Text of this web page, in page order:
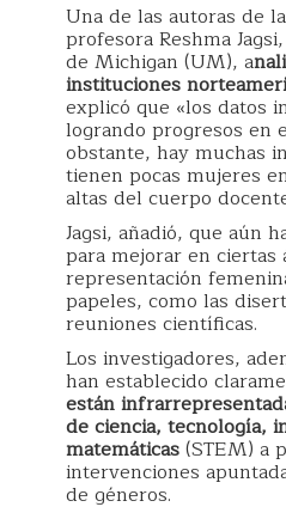
Una de las autoras de
profesora Reshma
de Michigan (UM), a
instituciones
explicó que «los datos
logrando progresos en
obstante, hay muchas
tienen pocas mujeres
altas del cuerpo
Jagsi, añadió, que aún
para mejorar en ciertas
representación
papeles, como las
reuniones científicas.
Los investigadores,
han establecido
están
de ciencia, tecnología,
matemáticas(STEM) a
intervenciones
de géneros.